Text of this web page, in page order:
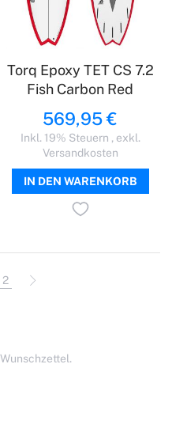
Torq Epoxy TET CS 7.2
Fish Carbon Red
569,95 €
Inkl. 19% Steuern , exkl.
Versandkosten
IN DEN WARENKORB
gerade Seite
Seite
2